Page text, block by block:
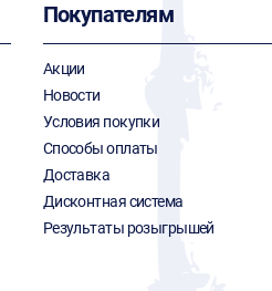
Покупателям
Акции
Новости
Условия покупки
Способы оплаты
Доставка
Дисконтная система
Результаты розыгрышей